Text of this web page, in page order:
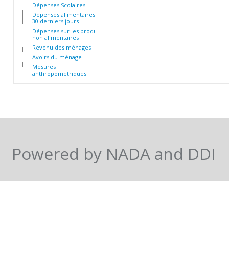
Dépenses Scolaires
Dépenses alimentaires des
30 derniers jours
Dépenses sur les produits
non alimentaires
Revenu des ménages
Avoirs du ménage
Mesures
anthropométriques
Powered by NADA and DDI